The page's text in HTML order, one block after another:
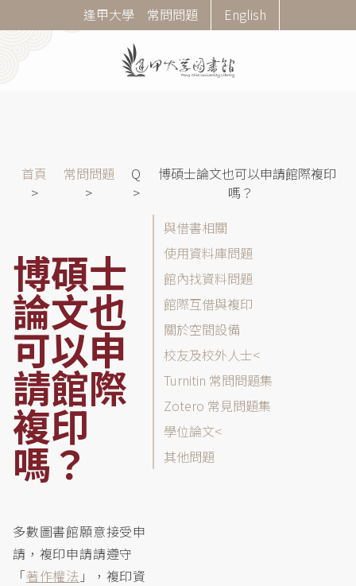
至
Corner
Menu
逢甲大學 常問問題 English
導首頁 常問問題 Q
博碩士論文也可以申請館際複印
嗎？
博碩士
論文也
可以申
請館際
複印
嗎？
多數圖書館願意接受申
請，複印申請請遵守
「著作權法 」，複印資
題
(FAQ)
分
類
列
表
與借書相關
使用資料庫問題
館內找資料問題
館際互借與複印
關於空間設備
校友及校外人士
Turnitin 常問問題集
Zotero 常見問題集
學位論文
其他問題